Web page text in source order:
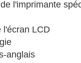
l'imprimante
l'écran LCD
anglais